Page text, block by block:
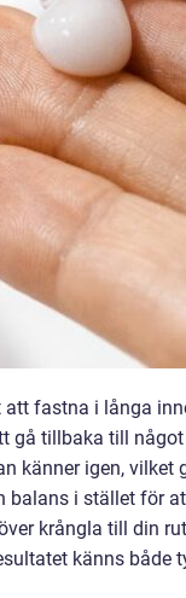
fastna i långa
gå tillbaka till något
känner igen,
balans i stället för
krångla till din
känns både